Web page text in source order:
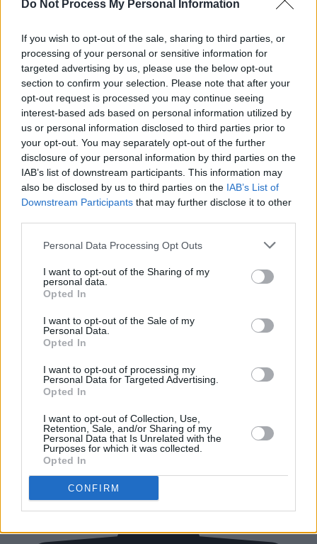
Do Not Process My Personal Information
If you wish to opt-out of the sale, sharing to third parties, or
processing of your personal or sensitive information for
targeted advertising by us, please use the below opt-out
section to confirm your selection. Please note that after your
opt-out request is processed you may continue seeing
interest-based ads based on personal information utilized by
us or personal information disclosed to third parties prior to
your opt-out. You may separately opt-out of the further
disclosure of your personal information by third parties on the
IAB’s list of downstream participants. This information may
also be disclosed by us to third parties on the IAB’s List of
Downstream Participants that may further disclose it to other
Personal Data Processing Opt Outs
I want to opt-out of the Sharing of my
personal data.
Opted In
I want to opt-out of the Sale of my
Personal Data.
Opted In
I want to opt-out of processing my
Personal Data for Targeted Advertising.
Opted In
I want to opt-out of Collection, Use,
Retention, Sale, and/or Sharing of my
Personal Data that Is Unrelated with the
Purposes for which it was collected.
Opted In
CONFIRM